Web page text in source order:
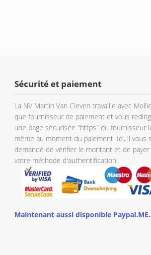
Sécurité et paiement
La NV Martin Van Cleven travaille avec
que fournisseur de paiement et vous
une page sécurisée "https" du fournisseur
même au moment du paiement. Ici, il vous
demandé de vérifier le montant et de payer
votre méthode d'authentification.
Maintenant aussi disponible